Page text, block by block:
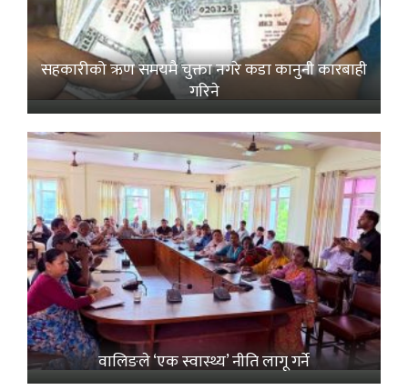
सहकारीको ऋण समयमै चुक्ता नगरे कडा कानुनी कारबाही
गरिने
वालिङले ‘एक स्वास्थ्य’ नीति लागू गर्ने